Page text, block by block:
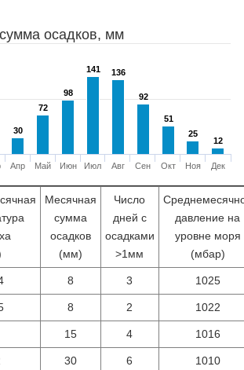
осадков, мм
30
30
72
72
98
98
141
141 136
136
92
92
51
51
25
25
12
12
Апр Май Июн Июл Авг Сен Окт Ноя Дек
Месячная
сумма
осадков
(мм)
Число
дней с
осадками
>1мм
давление на
уровне моря
(мбар)
8 3 1025
8 2 1022
15 4 1016
30 6 1010